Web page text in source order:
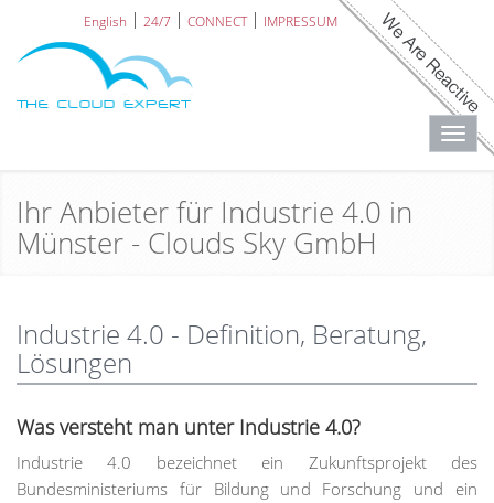
English 24/7 CONNECT IMPRESSUM
Ihr Anbieter für Industrie 4.0 in
Münster - Clouds Sky GmbH
Industrie 4.0 - Definition, Beratung,
Lösungen
Was versteht man unter Industrie 4.0?
Industrie 4.0 bezeichnet ein Zukunftsprojekt des
Bundesministeriums für Bildung und Forschung und ein